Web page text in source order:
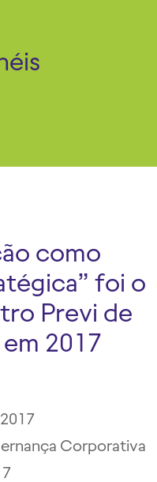
como
foi o
Previ de
2017
Corporativa